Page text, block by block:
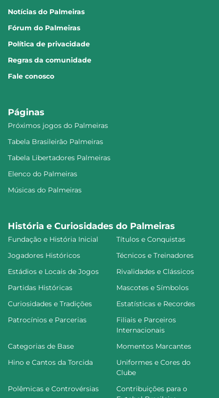
Notícias do Palmeiras
Fórum do Palmeiras
Política de privacidade
Regras da comunidade
Fale conosco
Páginas
Próximos jogos do Palmeiras
Tabela Brasileirão Palmeiras
Tabela Libertadores Palmeiras
Elenco do Palmeiras
Músicas do Palmeiras
História e Curiosidades do Palmeiras
Fundação e História Inicial
Títulos e Conquistas
Jogadores Históricos
Técnicos e Treinadores
Estádios e Locais de Jogos
Rivalidades e Clássicos
Partidas Históricas
Mascotes e Símbolos
Curiosidades e Tradições
Estatísticas e Recordes
Patrocínios e Parcerias
Filiais e Parceiros
Internacionais
Categorias de Base
Momentos Marcantes
Hino e Cantos da Torcida
Uniformes e Cores do
Clube
Polêmicas e Controvérsias
Contribuições para o